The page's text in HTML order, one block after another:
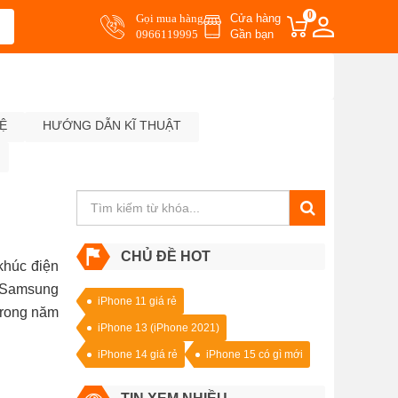
Gọi mua hàng
0966119995
Cửa hàng
Gần bạn
0
HƯỚNG DẪN KĨ THUẬT
điện
năm
CHỦ ĐỀ HOT
iPhone 11 giá rẻ
iPhone 13 (iPhone 2021)
iPhone 14 giá rẻ iPhone 15 có gì mới